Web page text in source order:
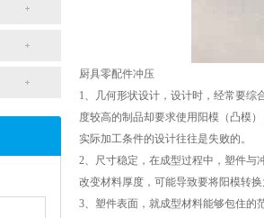
厨具零配件冲压
1、几何形状设计，设计时，经常要综
度较高的制品却要求使用阳模（凸模
实际加工条件的设计往往是失败的。
2、尺寸稳定，在成型过程中，塑件与
改变材料厚度，可能导致要将阳模转
3、塑件表面，就成型材料能够包住的